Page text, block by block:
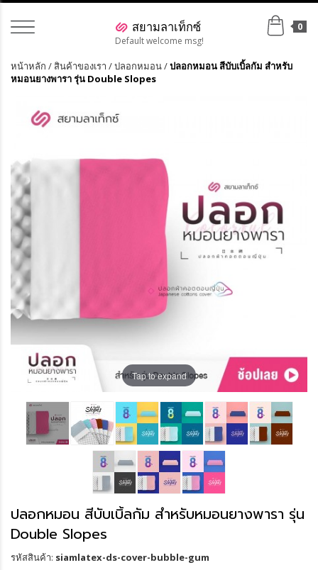
Default welcome msg!
0
หน้าหลัก / สินค้าของเรา /ปลอกหมอน/ปลอกหมอน สีบับเบิ้ลกัม สำหรับ
หมอนยางพารา รุ่น Double Slopes
Tap to expand
ปลอกหมอน สีบับเบิ้ลกัม สำหรับหมอนยางพารา รุ่น
Double Slopes
รหัสสินค้า: siamlatex-ds-cover-bubble-gum